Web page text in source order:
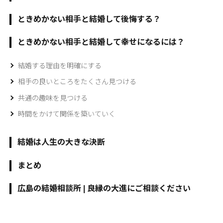
ときめかない相手と結婚して後悔する？
ときめかない相手と結婚して幸せになるには？
結婚する理由を明確にする
相手の良いところをたくさん見つける
共通の趣味を見つける
時間をかけて関係を築いていく
結婚は人生の大きな決断
まとめ
広島の結婚相談所 | 良縁の大進にご相談ください